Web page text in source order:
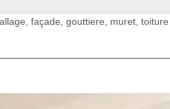
façade, gouttiere, muret,